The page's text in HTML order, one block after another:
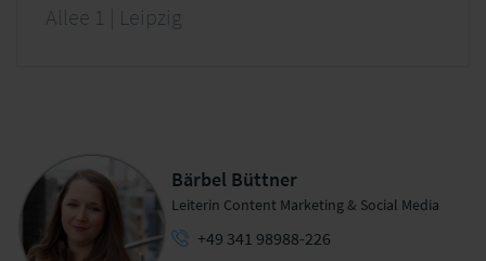
Allee 1 | Leipzig
Bärbel Büttner
Leiterin Content Marketing & Social Media
+49 341 98988-226